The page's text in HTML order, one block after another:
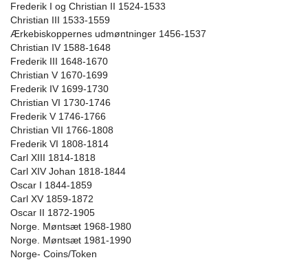
Frederik I og Christian II 1524-1533
Christian III 1533-1559
Ærkebiskoppernes udmøntninger 1456-1537
Christian IV 1588-1648
Frederik III 1648-1670
Christian V 1670-1699
Frederik IV 1699-1730
Christian VI 1730-1746
Frederik V 1746-1766
Christian VII 1766-1808
Frederik VI 1808-1814
Carl XIII 1814-1818
Carl XIV Johan 1818-1844
Oscar I 1844-1859
Carl XV 1859-1872
Oscar II 1872-1905
Norge. Møntsæt 1968-1980
Norge. Møntsæt 1981-1990
Norge- Coins/Token